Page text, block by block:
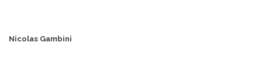
Nicolas Gambini